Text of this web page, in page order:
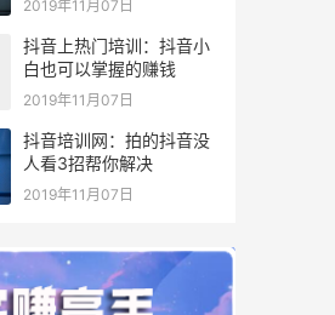
2019年11月07日
抖音上热门培训：抖音小
白也可以掌握的赚钱
2019年11月07日
抖音培训网：拍的抖音没
人看3招帮你解决
2019年11月07日